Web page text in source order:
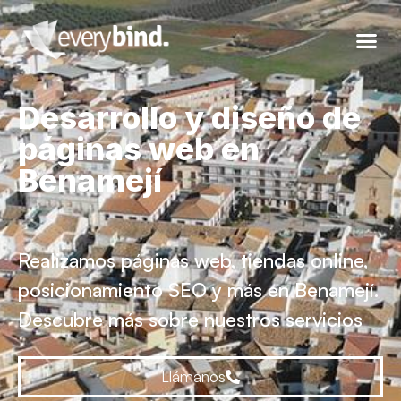
Desarrollo y diseño de
páginas web en
Benamejí
Realizamos páginas web, tiendas online,
posicionamiento SEO y más en Benamejí.
Descubre más sobre nuestros servicios
Llámanos